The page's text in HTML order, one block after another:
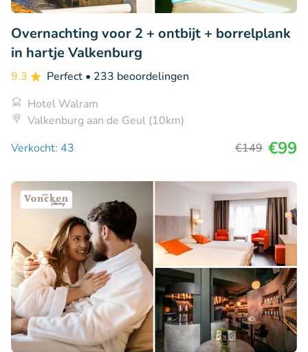
Overnachting voor 2 + ontbijt + borrelplank
in hartje Valkenburg
9.3 Perfect • 233 beoordelingen
Hotel Walram
Valkenburg aan de Geul (10km)
Verkocht: 43
€149 €99